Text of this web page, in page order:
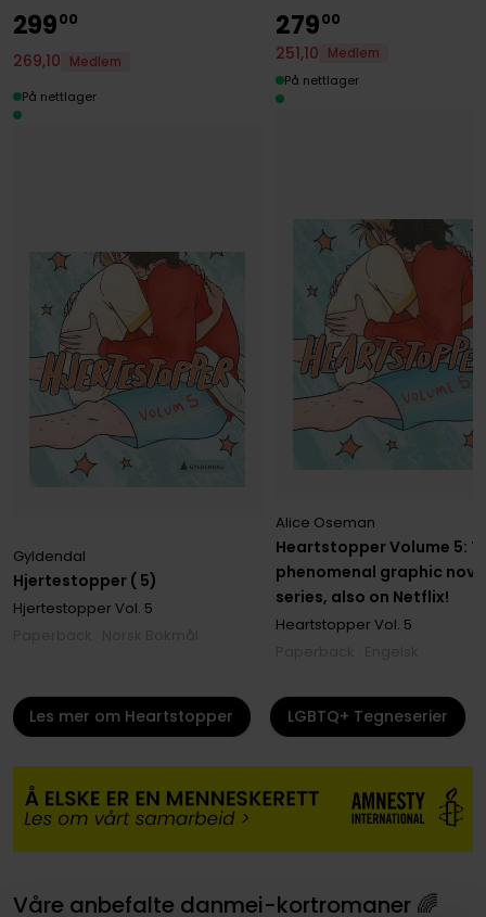
Hjertestopper ( 5)
Gyldendal
Hjertestopper Vol. 5
29900
269,10 Medlem
På nettlager
Heartstopper Volume 5:
phenomenal graphic
series, also on Netflix!
Alice Oseman
Heartstopper Vol. 5
27900
251,10
Medlem
På nettlager
Les mer om Heartstopper LGBTQ+ Tegneserier
Våre anbefalte danmei-kortromaner 🌈